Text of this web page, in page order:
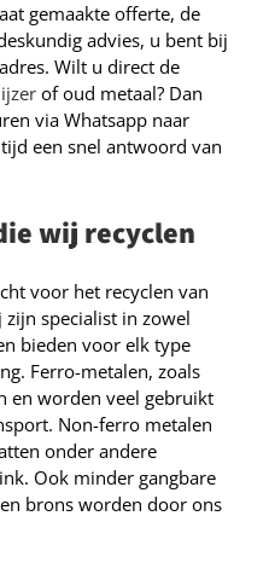
gemaakte offerte, de
advies, u bent bij
Wilt u direct de
of oud metaal? Dan
via Whatsapp naar
een snel antwoord van
wij recyclen
voor het recyclen van
specialist in zowel
bieden voor elk type
Ferro-metalen, zoals
en worden veel gebruikt
Non-ferro metalen
onder andere
Ook minder gangbare
brons worden door ons